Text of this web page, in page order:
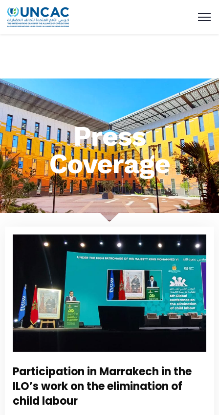
Press
Coverage
Participation in Marrakech in the
ILO’s work on the elimination of
child labour